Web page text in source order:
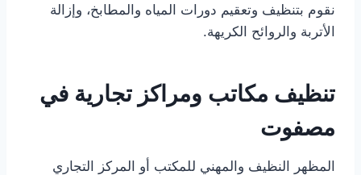
نقوم بتنظيف وتعقيم دورات المياه والمطابخ، وإزالة
الأتربة والروائح الكريهة.
تنظيف مكاتب ومراكز تجارية في
مصفوت
المظهر النظيف والمهني للمكتب أو المركز التجاري